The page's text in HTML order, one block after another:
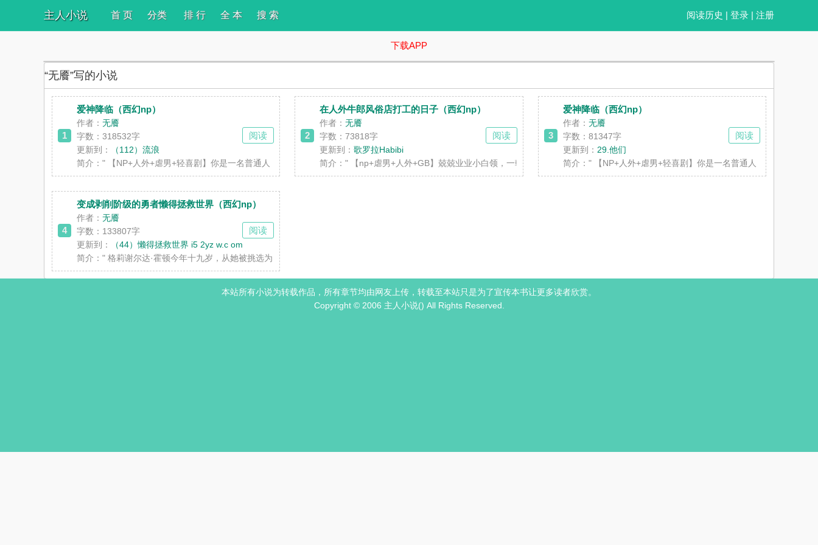
主人小说 阅读历史 | 登录 | 注册
首 页 分类 排 行 全 本 搜 索
下载APP
“无餍”写的小说
1
爱神降临（西幻np）
作者： 无餍
字数：318532字
更新到：
（112）流浪
简介： " 【NP+人外+虐男+轻喜剧】你是一名普通人，平凡的日子，无聊的时光，在某日睡醒时戛然而止。你来到了陌生的世界，误吞了来自爱神的遗物——也因此获得了奇怪的能力：掌控异性
阅读 2
在人外牛郎风俗店打工的日子（西幻np）
作者：无餍
字数：73818字
更新到：歌罗拉Habibi
简介：" 【np+虐男+人外+GB】兢兢业业小白领，一朝穿越异世界，为了活命去乞讨，抱大腿抱到老鸨（男）。幸运（？）地被
阅读 3
爱神降临（西幻np）
作者： 无餍
字数：81347字
更新到： 29.他们
简介： " 【NP+人外+虐男+轻喜剧】你是一名普通人，平凡的日子
阅读
4
变成剥削阶级的勇者懒得拯救世界（西幻np）
作者： 无餍
字数：133807字
更新到：
（44）懒得拯救世界 i5 2yz w.c om
简介： " 格莉谢尔达·霍顿今年十九岁，从她被挑选为勇者候补、到如今成为勇者已经过了七年。由于她的超强战斗力，神为她降下祥瑞，国王信任她，民众拥护她，她住进了皇宫，与最尊贵的将军
阅读
本站所有小说为转载作品，所有章节均由网友上传，转载至本站只是为了宣传本书让更多读者欣赏。
Copyright © 2006 主人小说() All Rights Reserved.